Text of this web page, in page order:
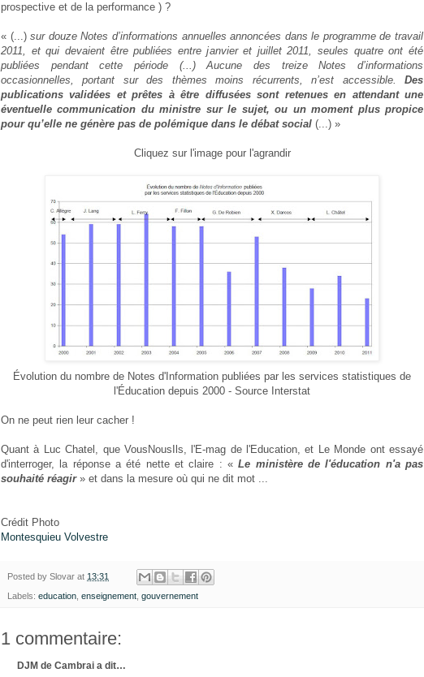
prospective et de la performance ) ?
« (...)sur douze Notes d’informations annuelles annoncées dans le programme de travail
2011, et qui devaient être publiées entre janvier et juillet 2011, seules quatre ont été
publiées pendant cette période (...) Aucune des treize Notes d’informations
occasionnelles, portant sur des thèmes moins récurrents, n’est accessible. Des
publications validées et prêtes à être diffusées sont retenues en attendant une
éventuelle communication du ministre sur le sujet, ou un moment plus propice
pour qu’elle ne génère pas de polémique dans le débat social (...) »
Cliquez sur l'image pour l'agrandir
Évolution du nombre de Notes d'Information publiées par les services statistiques de
l'Éducation depuis 2000 - Source Interstat
On ne peut rien leur cacher !
Quant à Luc Chatel, que VousNousIls, l'E-mag de l'Education, et Le Monde ont essayé
d'interroger, la réponse a été nette et claire : «Le ministère de l'éducation n'a pas
souhaité réagir» et dans la mesure où qui ne dit mot ...
Crédit Photo
Montesquieu Volvestre
Posted by Slovar at 13:31
Labels: education, enseignement, gouvernement
1 commentaire:
DJM de Cambrai a dit…